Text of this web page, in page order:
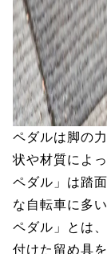
ペダルは脚の
状や材質によ
ペダル」は踏
な自転車に多
ペダル」とは
付けた留め具